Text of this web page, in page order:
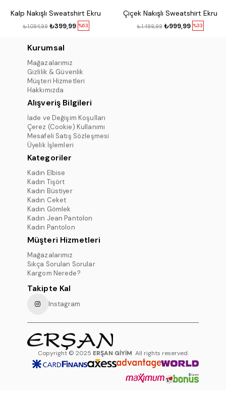
Kalp Nakışlı Sweatshirt Ekru
%63
₺399,99
₺1.094,99
Çiçek Nakışlı Sweatshirt Ekru
%33
₺999,99
₺1.499,99
Kurumsal
Mağazalarımız
Gizlilik & Güvenlik
Müşteri Hizmetleri
Hakkımızda
Alışveriş Bilgileri
İade ve Değişim Koşulları
Çerez (Cookie) Kullanımı
Mesafeli Satış Sözleşmesi
Üyelik İşlemleri
Kategoriler
Kadın Elbise
Kadın Tişört
Kadın Büstiyer
Kadın Ceket
Kadın Gömlek
Kadın Jean Pantolon
Kadın Pantolon
Müşteri Hizmetleri
Mağazalarımız
Sıkça Sorulan Sorular
Kargom Nerede?
Takipte Kal
Instagram
Copyright © 2025 ERŞAN GİYİM All rights reserved.